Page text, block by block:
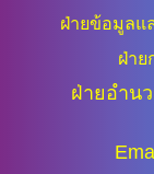
ฝ่ายข้อมูลแ
ฝ่าย
ฝ่ายอำน